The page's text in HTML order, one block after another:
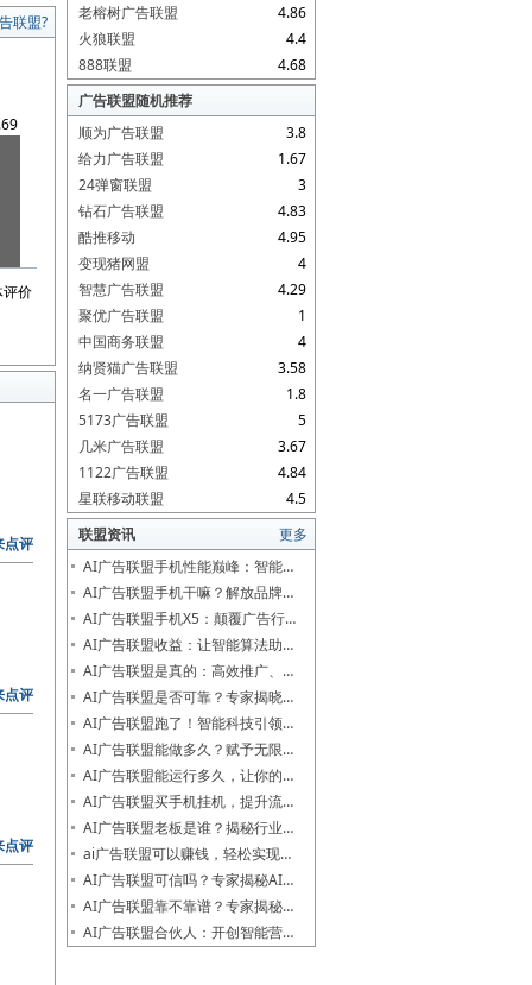
联盟?
评价
点评
点评
点评
4.86
老榕树广告联盟
4.4
火狼联盟
4.68
888联盟
广告联盟随机推荐
3.8
顺为广告联盟
1.67
给力广告联盟
3
24弹窗联盟
4.83
钻石广告联盟
4.95
酷推移动
4
变现猪网盟
4.29
智慧广告联盟
1
聚优广告联盟
4
中国商务联盟
3.58
纳贤猫广告联盟
1.8
名一广告联盟
5
5173广告联盟
3.67
几米广告联盟
4.84
1122广告联盟
4.5
星联移动联盟
更多
联盟资讯
AI广告联盟手机性能巅峰：智能…
AI广告联盟手机干嘛？解放品牌…
AI广告联盟手机X5：颠覆广告行…
AI广告联盟收益：让智能算法助…
AI广告联盟是真的：高效推广、…
AI广告联盟是否可靠？专家揭晓…
AI广告联盟跑了！智能科技引领…
AI广告联盟能做多久？赋予无限…
AI广告联盟能运行多久，让你的…
AI广告联盟买手机挂机，提升流…
AI广告联盟老板是谁？揭秘行业…
ai广告联盟可以赚钱，轻松实现…
AI广告联盟可信吗？专家揭秘AI…
AI广告联盟靠不靠谱？专家揭秘…
AI广告联盟合伙人：开创智能营…